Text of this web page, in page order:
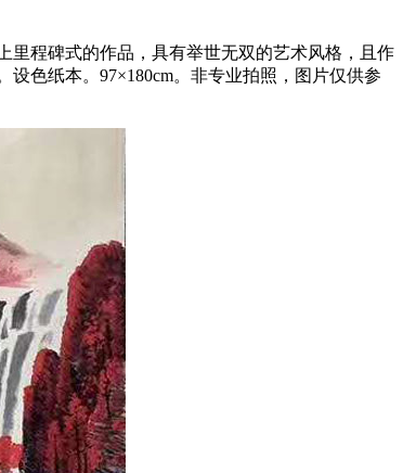
里程碑式的作品，具有举世无双的艺术风格，且作
色纸本。97×180cm。非专业拍照，图片仅供参